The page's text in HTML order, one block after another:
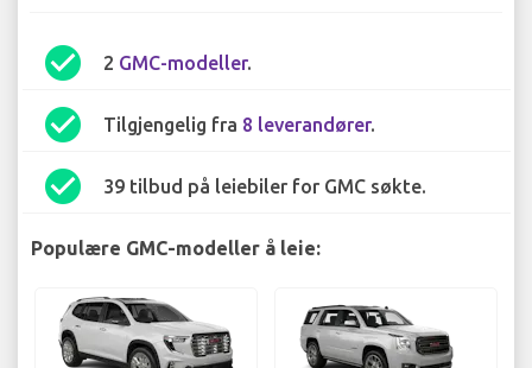
check_circle 2 GMC-modeller.
check_circle Tilgjengelig fra 8 leverandører.
check_circle 39 tilbud på leiebiler for GMC søkte.
Populære GMC-modeller å leie: